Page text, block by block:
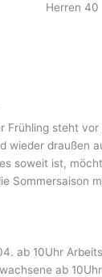
Herren 40
Frühling steht
wieder draußen
soweit ist,
Sommersaison
ab 10Uhr
ab